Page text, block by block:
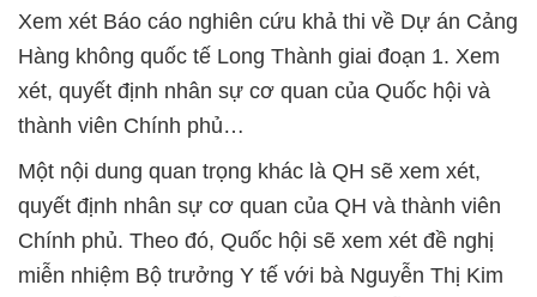
Xem xét Báo cáo nghiên cứu khả thi về Dự án Cảng
Hàng không quốc tế Long Thành giai đoạn 1. Xem
xét, quyết định nhân sự cơ quan của Quốc hội và
thành viên Chính phủ…
Một nội dung quan trọng khác là QH sẽ xem xét,
quyết định nhân sự cơ quan của QH và thành viên
Chính phủ. Theo đó, Quốc hội sẽ xem xét đề nghị
miễn nhiệm Bộ trưởng Y tế với bà Nguyễn Thị Kim